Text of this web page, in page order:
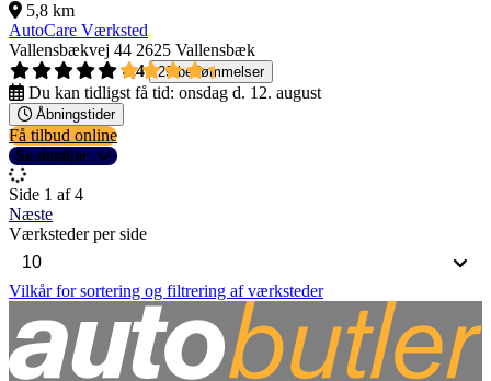
5,8 km
AutoCare Værksted
Vallensbækvej 44 2625 Vallensbæk
4,4
29 bedømmelser
Du kan tidligst få tid: onsdag d. 12. august
Åbningstider
Få tilbud online
Se detaljer
Side 1 af 4
Næste
Værksteder per side
Vilkår for sortering og filtrering af værksteder